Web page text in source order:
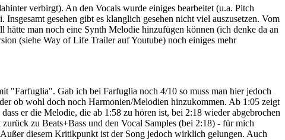
verbirgt). An den Vocals wurde einiges bearbeitet (u.a. Pitch
gesehen gibt es klanglich gesehen nicht viel auszusetzen. Vom
man noch eine Synth Melodie hinzufügen können (ich denke da an
(siehe Way of Life Trailer auf Youtube) noch einiges mehr
"Farfuglia". Gab ich bei Farfuglia noch 4/10 so muss man hier jedoch
ob wohl doch noch Harmonien/Melodien hinzukommen. Ab 1:05 zeigt
er die Melodie, die ab 1:58 zu hören ist, bei 2:18 wieder abgebrochen
zu Beats+Bass und den Vocal Samples (bei 2:18) - für mich
diesem Kritikpunkt ist der Song jedoch wirklich gelungen. Auch